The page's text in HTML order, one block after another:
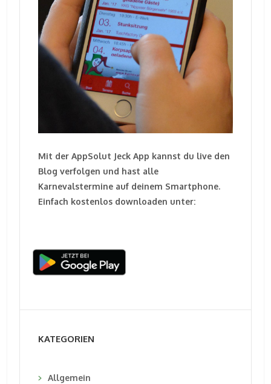
Mit der AppSolut Jeck App kannst du live den
Blog verfolgen und hast alle
Karnevalstermine auf deinem Smartphone.
Einfach kostenlos downloaden unter:
KATEGORIEN
Allgemein